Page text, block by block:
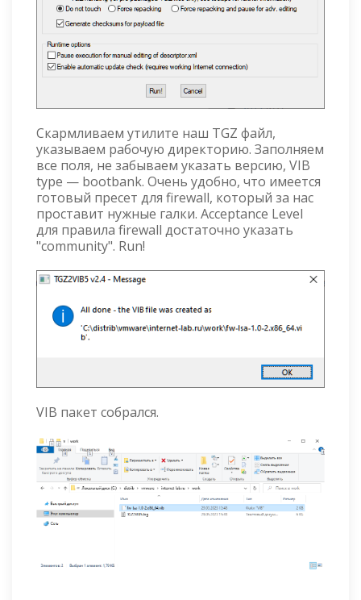
Скармливаем утилите наш TGZ файл,
указываем рабочую директорию. Заполняем
все поля, не забываем указать версию, VIB
type — bootbank. Очень удобно, что имеется
готовый пресет для firewall, который за нас
проставит нужные галки. Acceptance Level
для правила firewall достаточно указать
"community". Run!
VIB пакет собрался.